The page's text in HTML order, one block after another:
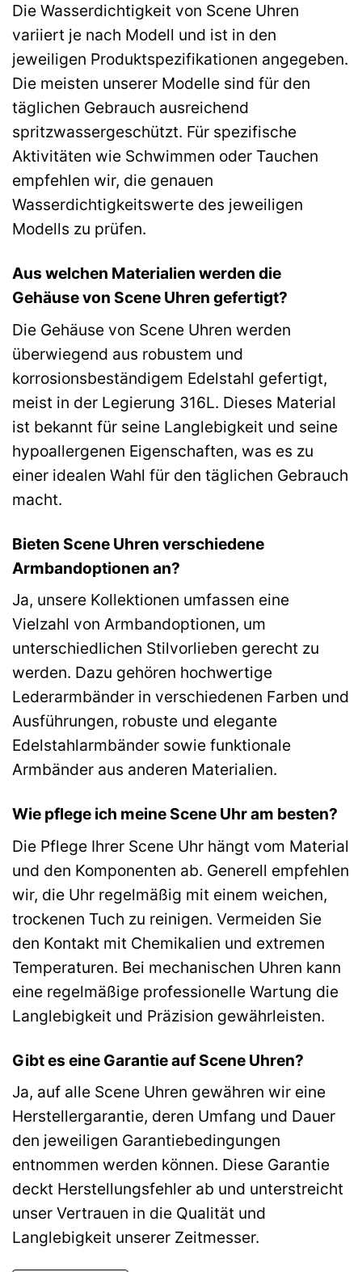
Die Wasserdichtigkeit von Scene Uhren
variiert je nach Modell und ist in den
jeweiligen Produktspezifikationen angegeben.
Die meisten unserer Modelle sind für den
täglichen Gebrauch ausreichend
spritzwassergeschützt. Für spezifische
Aktivitäten wie Schwimmen oder Tauchen
empfehlen wir, die genauen
Wasserdichtigkeitswerte des jeweiligen
Modells zu prüfen.
Aus welchen Materialien werden die
Gehäuse von Scene Uhren gefertigt?
Die Gehäuse von Scene Uhren werden
überwiegend aus robustem und
korrosionsbeständigem Edelstahl gefertigt,
meist in der Legierung 316L. Dieses Material
ist bekannt für seine Langlebigkeit und seine
hypoallergenen Eigenschaften, was es zu
einer idealen Wahl für den täglichen Gebrauch
macht.
Bieten Scene Uhren verschiedene
Armbandoptionen an?
Ja, unsere Kollektionen umfassen eine
Vielzahl von Armbandoptionen, um
unterschiedlichen Stilvorlieben gerecht zu
werden. Dazu gehören hochwertige
Lederarmbänder in verschiedenen Farben und
Ausführungen, robuste und elegante
Edelstahlarmbänder sowie funktionale
Armbänder aus anderen Materialien.
Wie pflege ich meine Scene Uhr am besten?
Die Pflege Ihrer Scene Uhr hängt vom Material
und den Komponenten ab. Generell empfehlen
wir, die Uhr regelmäßig mit einem weichen,
trockenen Tuch zu reinigen. Vermeiden Sie
den Kontakt mit Chemikalien und extremen
Temperaturen. Bei mechanischen Uhren kann
eine regelmäßige professionelle Wartung die
Langlebigkeit und Präzision gewährleisten.
Gibt es eine Garantie auf Scene Uhren?
Ja, auf alle Scene Uhren gewähren wir eine
Herstellergarantie, deren Umfang und Dauer
den jeweiligen Garantiebedingungen
entnommen werden können. Diese Garantie
deckt Herstellungsfehler ab und unterstreicht
unser Vertrauen in die Qualität und
Langlebigkeit unserer Zeitmesser.